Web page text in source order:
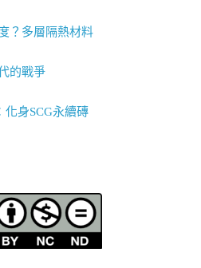
？多層隔熱材料
的戰爭
化身SCG永續磚